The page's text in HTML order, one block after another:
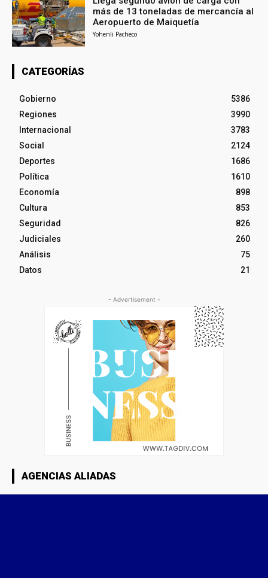
más de 13 toneladas de mercancía al
Aeropuerto de Maiquetía
Yohenli Pacheco
CATEGORÍAS
Gobierno
5386
Regiones
3990
Internacional
3783
Social
2124
Deportes
1686
Política
1610
Economía
898
Cultura
853
Seguridad
826
Judiciales
260
Análisis
75
Datos
21
- Advertisement -
AGENCIAS ALIADAS